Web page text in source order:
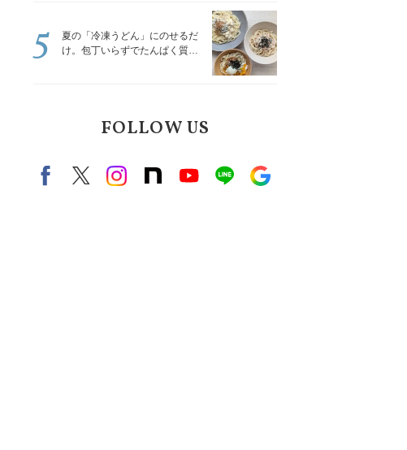
夏の「冷凍うどん」にのせるだ
け。包丁いらずでたんぱく質を
5
FOLLOW US
FacebookX（旧twitter）
instagram
note Youtubeline